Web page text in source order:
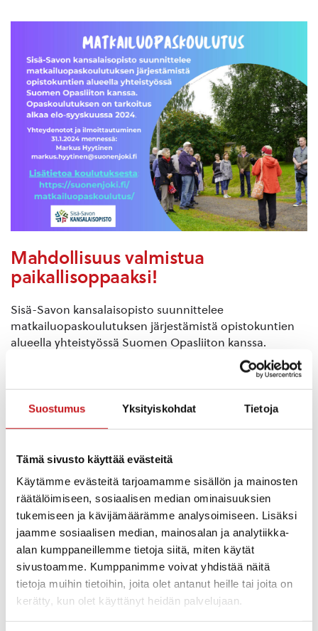
Suostumus Yksityiskohdat Tietoja
Tämä sivusto käyttää evästeitä
Käytämme evästeitä tarjoamamme sisällön ja mainosten
räätälöimiseen, sosiaalisen median ominaisuuksien
tukemiseen ja kävijämäärämme analysoimiseen. Lisäksi
jaamme sosiaalisen median, mainosalan ja analytiikka-
alan kumppaneillemme tietoja siitä, miten käytät
sivustoamme. Kumppanimme voivat yhdistää näitä
tietoja muihin tietoihin, joita olet antanut heille tai joita on
kerätty, kun olet käyttänyt heidän palvelujaan.
Mahdollisuus valmistua
paikallisoppaaksi!
Sisä-Savon kansalaisopisto suunnittelee
matkailuopaskoulutuksen järjestämistä opistokuntien
alueella yhteistyössä Suomen Opasliiton kanssa.
Opaskoulutuksen on tarkoitus alkaa elo-syyskuussa
Matkailuoppaan koulutuksen suorittanut henkilö
valmistuu paikallisoppaaksi. Kaikkiaan opetuksen kesto
myös etänä) ja käytännöt harjoituksia, itseopiskelua
sekä etätehtäviä.
Koulutus voidaan toteuttaa monimuotoisesti: luentoja,
etätehtäviä, harjoitustöitä, kirja- ja luentotenttejä sekä
kohdekäyntejä. Koulutus suositellaan toteutettavaksi
siten, että koulutuksen ohjelmasta on noin 1/3 luentoja
ja kohdekäyntejä, 1/3 käytännön harjoituksia (
esiintymistaito, opastaminen kohteissa, liikkuvassa
ajoneuvossa ja kävellen) ja 1/3 itsenäistä opiskelu
(tietojen hankkiminen, harjoitustyö, valmentautuminen